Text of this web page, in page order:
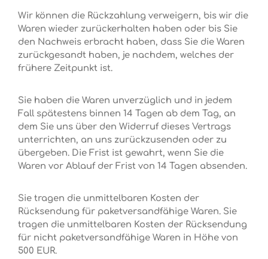
Wir können die Rückzahlung verweigern, bis wir die
Waren wieder zurückerhalten haben oder bis Sie
den Nachweis erbracht haben, dass Sie die Waren
zurückgesandt haben, je nachdem, welches der
frühere Zeitpunkt ist.
Sie haben die Waren unverzüglich und in jedem
Fall spätestens binnen 14 Tagen ab dem Tag, an
dem Sie uns über den Widerruf dieses Vertrags
unterrichten, an uns zurückzusenden oder zu
übergeben. Die Frist ist gewahrt, wenn Sie die
Waren vor Ablauf der Frist von 14 Tagen absenden.
Sie tragen die unmittelbaren Kosten der
Rücksendung für paketversandfähige Waren. Sie
tragen die unmittelbaren Kosten der Rücksendung
für nicht paketversandfähige Waren in Höhe von
500 EUR.